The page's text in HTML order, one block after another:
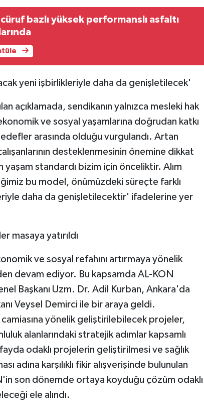
cüruf bazlı yüksek performanslı asfaltı
yeni işbirlikleriyle daha da genişletilecek'
açıklamada, sendikanın yalnızca mesleki hak
ve sosyal yaşamlarına doğrudan katkı
arasında olduğu vurgulandı. Artan
desteklenmesinin önemine dikkat
standardı bizim için önceliktir. Alım
bu model, önümüzdeki süreçte farklı
daha da genişletilecektir' ifadelerine yer
masaya yatırıldı
ve sosyal refahını artırmaya yönelik
devam ediyor. Bu kapsamda AL-KON
Başkanı Uzm. Dr. Adil Kurban, Ankara'da
Veysel Demirci ile bir araya geldi.
yönelik geliştirilebilecek projeler,
alanlarındaki stratejik adımlar kapsamlı
odaklı projelerin geliştirilmesi ve sağlık
adına karşılıklı fikir alışverişinde bulunulan
son dönemde ortaya koyduğu çözüm odaklı
ele alındı.